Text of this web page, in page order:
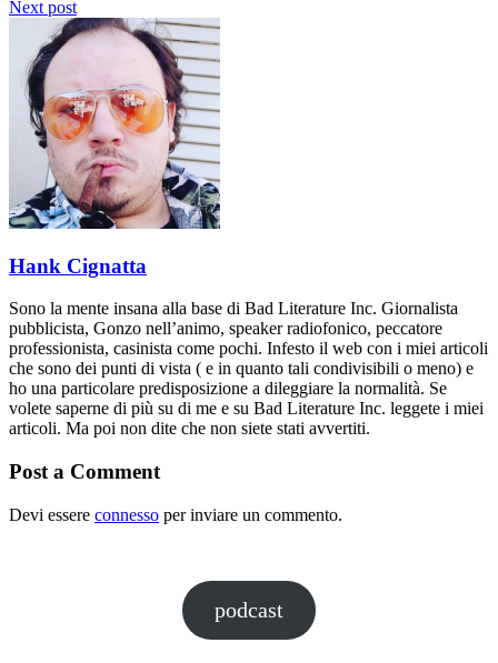
Next post
Hank Cignatta
Sono la mente insana alla base di Bad Literature Inc. Giornalista
pubblicista, Gonzo nell’animo, speaker radiofonico, peccatore
professionista, casinista come pochi. Infesto il web con i miei articoli
che sono dei punti di vista ( e in quanto tali condivisibili o meno) e
ho una particolare predisposizione a dileggiare la normalità. Se
volete saperne di più su di me e su Bad Literature Inc. leggete i miei
articoli. Ma poi non dite che non siete stati avvertiti.
Post a Comment
Devi essere connesso per inviare un commento.
podcast